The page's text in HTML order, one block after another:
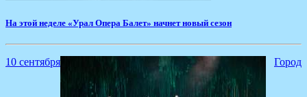
​На этой неделе «Урал Опера Балет» начнет новый сезон
10 сентября Город